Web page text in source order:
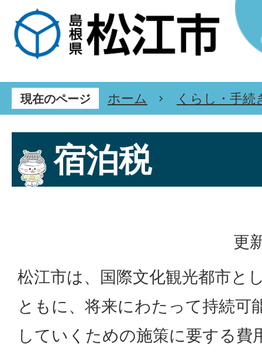
現在のページ ホーム くらし・手続
宿泊税
更
松江市は、国際文化観光都市と
ともに、将来にわたって持続可
していくための施策に要する費